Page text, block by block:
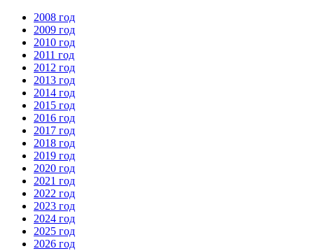
2008 год
2009 год
2010 год
2011 год
2012 год
2013 год
2014 год
2015 год
2016 год
2017 год
2018 год
2019 год
2020 год
2021 год
2022 год
2023 год
2024 год
2025 год
2026 год